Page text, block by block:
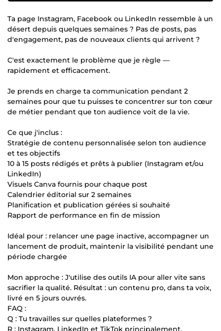
Ta page Instagram, Facebook ou LinkedIn ressemble à un
désert depuis quelques semaines ? Pas de posts, pas
d'engagement, pas de nouveaux clients qui arrivent ?
C'est exactement le problème que je règle —
rapidement et efficacement.
Je prends en charge ta communication pendant 2
semaines pour que tu puisses te concentrer sur ton cœur
de métier pendant que ton audience voit de la vie.
Ce que j'inclus :
Stratégie de contenu personnalisée selon ton audience
et tes objectifs
10 à 15 posts rédigés et prêts à publier (Instagram et/ou
LinkedIn)
Visuels Canva fournis pour chaque post
Calendrier éditorial sur 2 semaines
Planification et publication gérées si souhaité
Rapport de performance en fin de mission
Idéal pour : relancer une page inactive, accompagner un
lancement de produit, maintenir la visibilité pendant une
période chargée
Mon approche : J'utilise des outils IA pour aller vite sans
sacrifier la qualité. Résultat : un contenu pro, dans ta voix,
livré en 5 jours ouvrés.
FAQ :
Q : Tu travailles sur quelles plateformes ?
R : Instagram, LinkedIn et TikTok principalement.